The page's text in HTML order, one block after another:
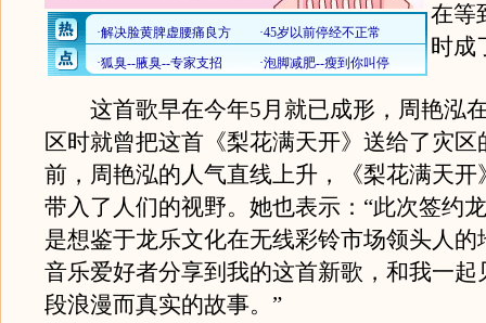
在等
时成
这首歌早在今年5月就已成形，周艳泓
区时就曾把这首《梨花满天开》送给了灾区
前，周艳泓的人气直线上升，《梨花满天开
带入了人们的视野。她也表示：“此次签约
是想鉴于龙乐文化在无线彩铃市场领头人的
音乐爱好者分享到我的这首新歌，和我一起
段浪漫而真实的故事。”